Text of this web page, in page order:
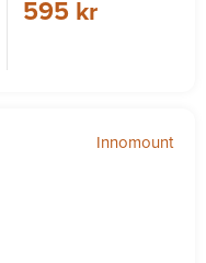
595 kr
Innomount